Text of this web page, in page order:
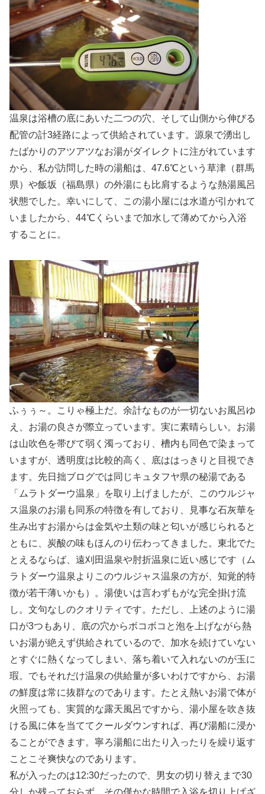
温泉は浴槽の底にあいた二つの穴、そして山側から伸びる
配管の計3経路によって供給されています。源泉で湧出し
たばかりのアツアツなお湯がダイレクトに注がれています
から、私が訪問した時の湯船は、47.6℃という草津（群馬
県）や飯坂（福島県）の外湯にも比肩するような熱湯風呂
状態でした。幸いにして、この湯小屋には水道が引かれて
いましたから、44℃くらいまで加水して薄めてから入浴
することに。
ふぅぅ～。こりゃ極上だ。余計なものが一切ないお風呂ゆ
え、お湯の良さが際立っています。実に素晴らしい。お湯
は山吹色を帯びて弱く濁っており、槽内も同色で染まって
いますが、透明度は比較的高く、底ははっきりと目視でき
ます。先日拙ブログでは同じキュタフヤ県の秘湯である
「ムラトダーウ温泉」を取り上げましたが、このウルジャ
ス温泉のお湯も同系の特徴を有しており、見事な石灰華を
生み出すお湯からは金気や土類の味と匂いが感じられると
ともに、炭酸の味もほんのり伝わってきました。東北でた
とえるならば、遠刈田温泉や肘折温泉に近い感じです（ム
ラトダーウ温泉よりこのウルジャス温泉の方が、知覚的特
徴が若干薄いかも）。湯使いは言わずもがな完全掛け流
し。文句なしのクオリティです。ただし、上述のように湯
口が3つもあり、底の穴からボコボコと泡を上げながら熱
いお湯が絶えず供給されているので、加水を続けていない
とすぐに熱くなってしまい、落ち着いて入れないのが玉に
瑕。でもそれだけ温泉の供給量が多いわけですから、お湯
の鮮度は常に抜群なのであります。たとえ熱いお湯で体が
火照っても、実質的な露天風呂ですから、湯小屋を吹き抜
ける風に体を当ててクールダウンすれば、再び湯船に浸か
ることができます。寧ろ湯船に出たり入ったりを繰り返す
ことこそ爽快なのであります。
私が入ったのは12:30だったので、男女の切り替えまで30
分しか残っておらず、その僅かな時間で入浴を切り上げざ